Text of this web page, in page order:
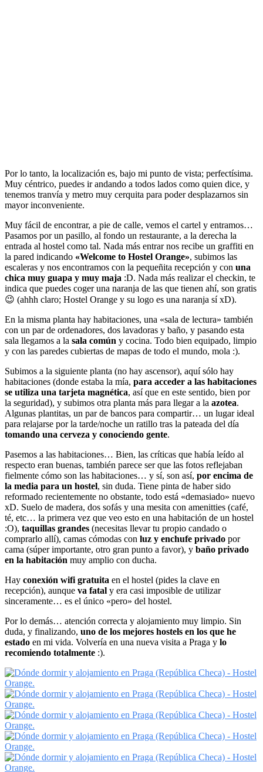
Por lo tanto, la localización es, bajo mi punto de vista; perfectísima.
Muy céntrico, puedes ir andando a todos lados como quien dice, y
tenemos tranvía y metro muy cerquita para poder desplazarnos sin
mayor inconveniente.
Muy fácil de encontrar, a pie de calle, vemos el cartel y entramos…
Pasamos por un pasillo, al fondo un restaurante, a la derecha la
entrada al hostel como tal. Nada más entrar nos recibe un graffiti en
la pared indicando «Welcome to Hostel Orange», subimos las
escaleras y nos encontramos con la pequeñita recepción y con una
chica muy guapa y muy maja :D. Nada más realizar el checkin, te
indica que puedes coger una naranja de las que tienen ahí, son gratis
😉 (ahhh claro; Hostel Orange y su logo es una naranja sí xD).
En la misma planta hay habitaciones, una «sala de lectura» también
con un par de ordenadores, dos lavadoras y baño, y pasando esta
sala llegamos a la sala común y cocina. Todo bien equipado, limpio
y con las paredes cubiertas de mapas de todo el mundo, mola :).
Subimos a la siguiente planta (no hay ascensor), aquí sólo hay
habitaciones (donde estaba la mía, para acceder a las habitaciones
se utiliza una tarjeta magnética, así que en este sentido, bien por
la seguridad), y subimos otra planta más para llegar a la azotea.
Algunas plantitas, un par de bancos para compartir… un lugar ideal
para relajarse por la tarde/noche un ratillo tras la pateada del día
tomando una cerveza y conociendo gente.
Pasemos a las habitaciones… Bien, las críticas que había leído al
respecto eran buenas, también parece ser que las fotos reflejaban
fielmente cómo son las habitaciones… y sí, son así, por encima de
la media para un hostel, sin duda. Tiene pinta de haber sido
reformado recientemente no obstante, todo está «demasiado» nuevo
xD. Suelo de madera, dos sofás y una mesita con amenitties (café,
té, etc… la primera vez que veo esto en una habitación de un hostel
:O), taquillas grandes (necesitas llevar tu propio candado o
comprarlo allí), camas cómodas con luz y enchufe privado por
cama (súper importante, otro gran punto a favor), y baño privado
en la habitación muy amplio con ducha.
Hay conexión wifi gratuita en el hostel (pides la clave en
recepción), aunque va fatal y era casi imposible de utilizar
sinceramente… es el único «pero» del hostel.
Por lo demás… atención correcta y alojamiento muy limpio. Sin
duda, y finalizando, uno de los mejores hostels en los que he
estado en mi vida. Volvería en una nueva visita a Praga y lo
recomiendo totalmente :).